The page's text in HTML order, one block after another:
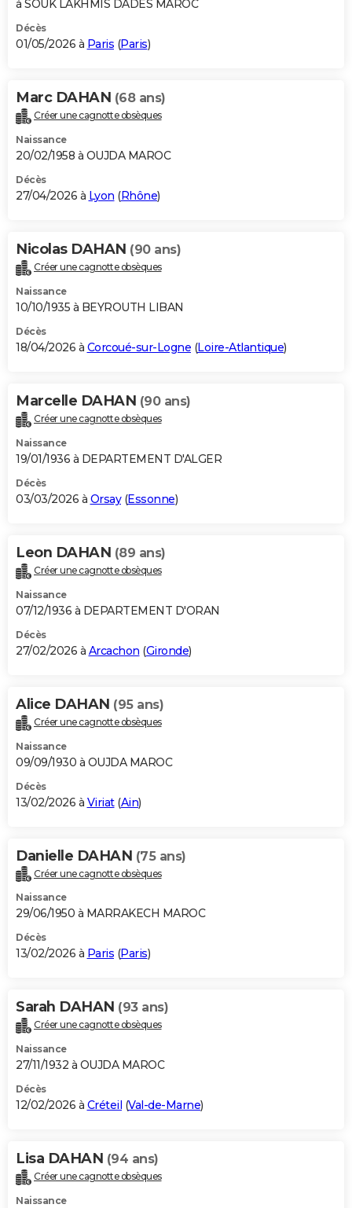
à SOUK LAKHMIS DADES MAROC
Décès
01/05/2026 à Paris (Paris)
Marc DAHAN (68 ans)
Créer une cagnotte obsèques
Naissance
20/02/1958 à OUJDA MAROC
Décès
27/04/2026 à Lyon (Rhône)
Nicolas DAHAN (90 ans)
Créer une cagnotte obsèques
Naissance
10/10/1935 à BEYROUTH LIBAN
Décès
18/04/2026 à Corcoué-sur-Logne (Loire-Atlantique)
Marcelle DAHAN (90 ans)
Créer une cagnotte obsèques
Naissance
19/01/1936 à DEPARTEMENT D'ALGER
Décès
03/03/2026 à Orsay(Essonne)
Leon DAHAN (89 ans)
Créer une cagnotte obsèques
Naissance
07/12/1936 à DEPARTEMENT D'ORAN
Décès
27/02/2026 à Arcachon (Gironde)
Alice DAHAN (95 ans)
Créer une cagnotte obsèques
Naissance
09/09/1930 à OUJDA MAROC
Décès
13/02/2026 à Viriat(Ain)
Danielle DAHAN (75 ans)
Créer une cagnotte obsèques
Naissance
29/06/1950 à MARRAKECH MAROC
Décès
13/02/2026 à Paris (Paris)
Sarah DAHAN (93 ans)
Créer une cagnotte obsèques
Naissance
27/11/1932 à OUJDA MAROC
Décès
12/02/2026 à Créteil (Val-de-Marne)
Lisa DAHAN (94 ans)
Créer une cagnotte obsèques
Naissance